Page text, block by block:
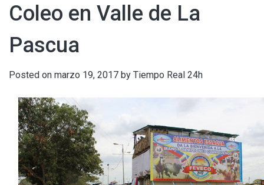
Coleo en Valle de La
Pascua
Posted on marzo 19, 2017 by Tiempo Real 24h